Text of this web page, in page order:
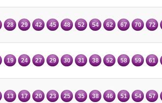
28 29 42 45 48 52 54 62 67 70 72
19 24 27 29 30 31 38 52 58 59 61
13 17 20 23 25 35 38 46 51 54 57